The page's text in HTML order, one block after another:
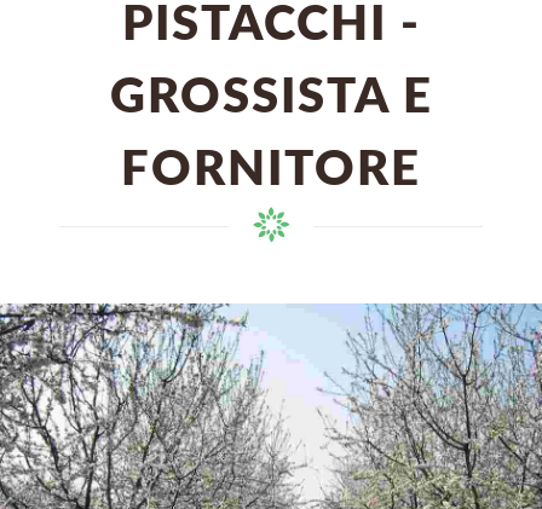
PISTACCHI -
GROSSISTA E
FORNITORE